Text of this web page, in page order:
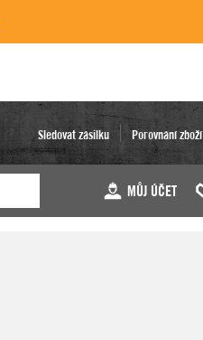
Sledovat zásilku Porovnání zboží
MŮJ ÚČET